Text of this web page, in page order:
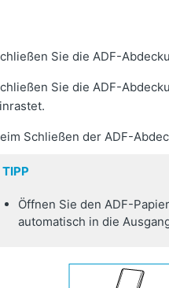
Sie die ADF-
Sie die ADF-
Schließen der ADF-
TIPP
Öffnen Sie den ADF-
automatisch in die